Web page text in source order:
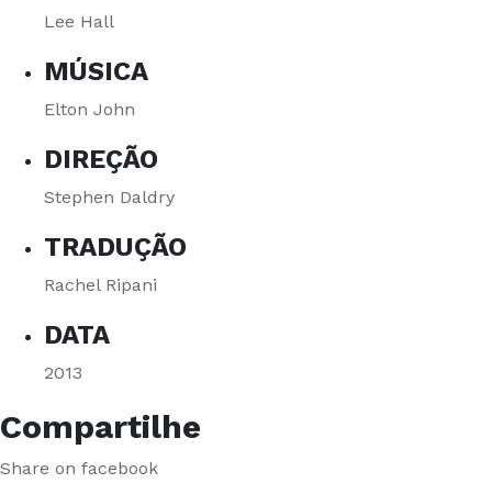
Lee Hall
MÚSICA
Elton John
DIREÇÃO
Stephen Daldry
TRADUÇÃO
Rachel Ripani
DATA
2013
Compartilhe
Share on facebook